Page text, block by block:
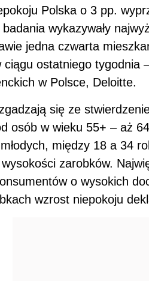
Polska o 3 pp.
wykazywały
jedna czwarta
ciągu ostatniego tygodnia
w Polsce, Deloitte.
się ze
osób w wieku 55+ – aż
między 18 a 34
zarobków.
o wysokich
wzrost niepokoju